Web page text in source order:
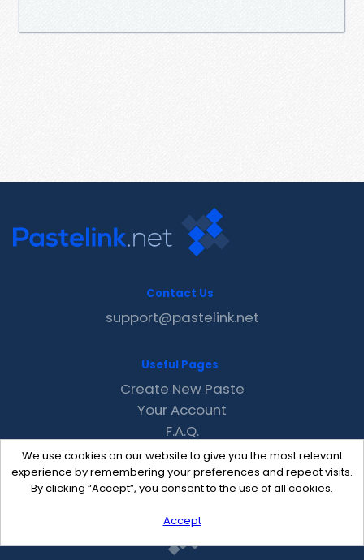
We use cookies on our website to give you the most relevant
experience by remembering your preferences and repeat visits.
By clicking “Accept”, you consent to the use of all cookies.
Accept
Contact Us
support@pastelink.net
Useful Pages
Create New Paste
Your Account
F.A.Q.
Recent
Contact